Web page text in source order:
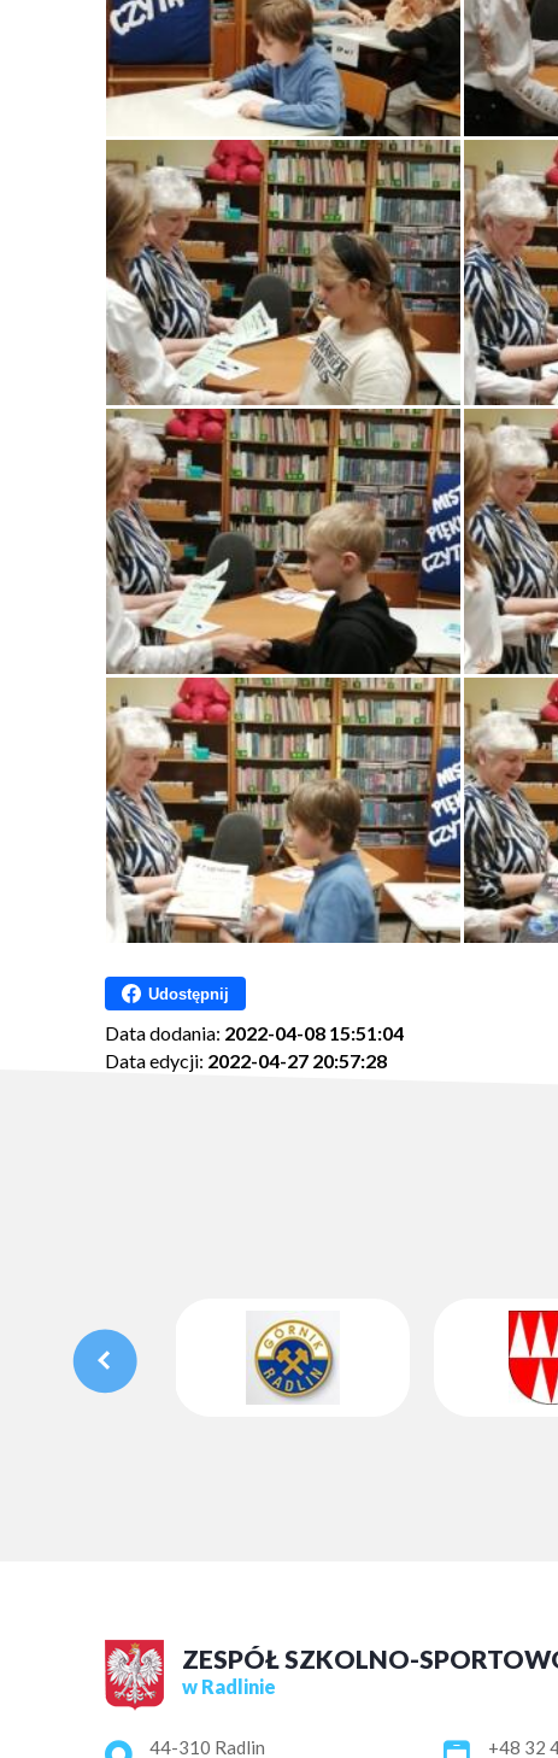
Udostępnij
Data dodania: 2022-04-08 15:51:04
Data edycji: 2022-04-27 20:57:28
ZESPÓŁ SZKOLNO-
w Radlinie
Adres pocztowy:
44-310 Radlin +48 32